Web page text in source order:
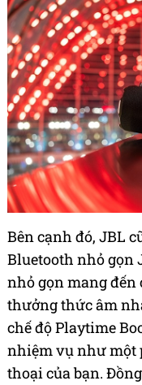
Bên cạnh đó, JBL
Bluetooth nhỏ gọn
nhỏ gọn mang đến
thưởng thức âm
chế độ Playtime
nhiệm vụ như một
thoại của bạn.